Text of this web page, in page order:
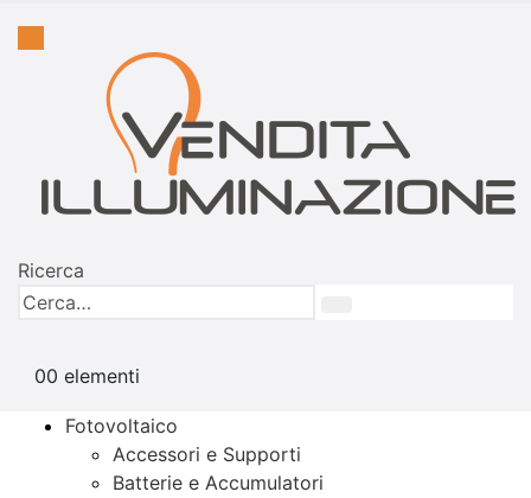
Ricerca
00 elementi
Fotovoltaico
Accessori e Supporti
Batterie e Accumulatori